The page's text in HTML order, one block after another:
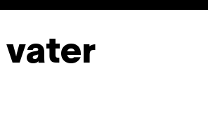
vater